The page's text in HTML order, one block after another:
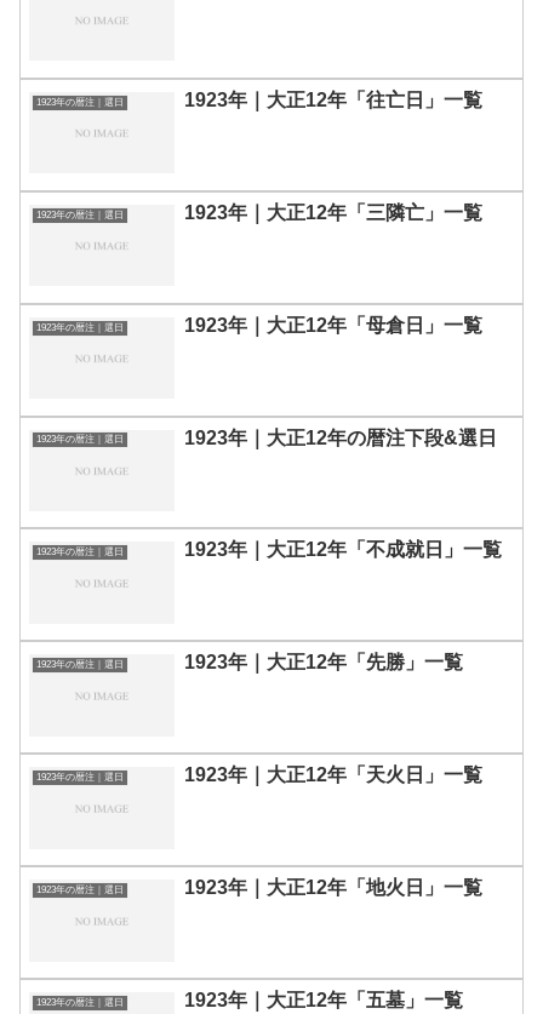
1923年の暦注｜選日 1923年｜大正12年「往亡日」一覧
1923年の暦注｜選日 1923年｜大正12年「三隣亡」一覧
1923年の暦注｜選日 1923年｜大正12年「母倉日」一覧
1923年の暦注｜選日 1923年｜大正12年の暦注下段&選日
1923年の暦注｜選日 1923年｜大正12年「不成就日」一覧
1923年の暦注｜選日 1923年｜大正12年「先勝」一覧
1923年の暦注｜選日 1923年｜大正12年「天火日」一覧
1923年の暦注｜選日 1923年｜大正12年「地火日」一覧
1923年の暦注｜選日 1923年｜大正12年「五墓」一覧